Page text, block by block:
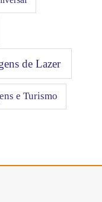
de Lazer
e Turismo